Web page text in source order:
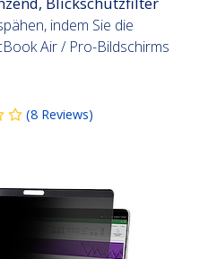
indem Sie die
Air / Pro-Bildschirms
(8 Reviews)